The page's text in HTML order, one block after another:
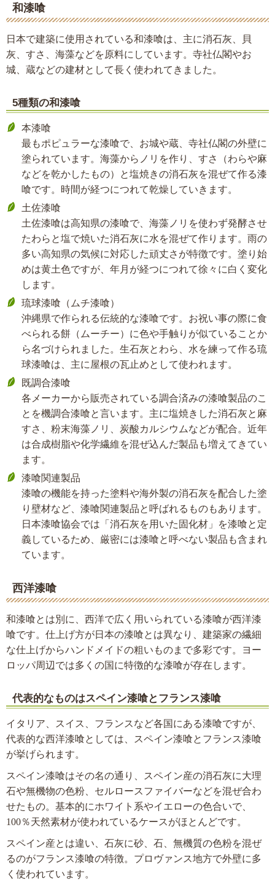
和漆喰
日本で建築に使用されている和漆喰は、主に消石灰、貝
灰、すさ、海藻などを原料にしています。寺社仏閣やお
城、蔵などの建材として長く使われてきました。
5種類の和漆喰
本漆喰
最もポピュラーな漆喰で、お城や蔵、寺社仏閣の外壁に
塗られています。海藻からノリを作り、すさ（わらや麻
などを乾かしたもの）と塩焼きの消石灰を混ぜて作る漆
喰です。時間が経つにつれて乾燥していきます。
土佐漆喰
土佐漆喰は高知県の漆喰で、海藻ノリを使わず発酵させ
たわらと塩で焼いた消石灰に水を混ぜて作ります。雨の
多い高知県の気候に対応した頑丈さが特徴です。塗り始
めは黄土色ですが、年月が経つにつれて徐々に白く変化
します。
琉球漆喰（ムチ漆喰）
沖縄県で作られる伝統的な漆喰です。お祝い事の際に食
べられる餅（ムーチー）に色や手触りが似ていることか
ら名づけられました。生石灰とわら、水を練って作る琉
球漆喰は、主に屋根の瓦止めとして使われます。
既調合漆喰
各メーカーから販売されている調合済みの漆喰製品のこ
とを機調合漆喰と言います。主に塩焼きした消石灰と麻
すさ、粉末海藻ノリ、炭酸カルシウムなどが配合。近年
は合成樹脂や化学繊維を混ぜ込んだ製品も増えてきてい
ます。
漆喰関連製品
漆喰の機能を持った塗料や海外製の消石灰を配合した塗
り壁材など、漆喰関連製品と呼ばれるものもあります。
日本漆喰協会では「消石灰を用いた固化材」を漆喰と定
義しているため、厳密には漆喰と呼べない製品も含まれ
ています。
西洋漆喰
和漆喰とは別に、西洋で広く用いられている漆喰が西洋漆
喰です。仕上げ方が日本の漆喰とは異なり、建築家の繊細
な仕上げからハンドメイドの粗いものまで多彩です。ヨー
ロッパ周辺では多くの国に特徴的な漆喰が存在します。
代表的なものはスペイン漆喰とフランス漆喰
イタリア、スイス、フランスなど各国にある漆喰ですが、
代表的な西洋漆喰としては、スペイン漆喰とフランス漆喰
が挙げられます。
スペイン漆喰はその名の通り、スペイン産の消石灰に大理
石や無機物の色粉、セルロースファイバーなどを混ぜ合わ
せたもの。基本的にホワイト系やイエローの色合いで、
100％天然素材が使われているケースがほとんどです。
スペイン産とは違い、石灰に砂、石、無機質の色粉を混ぜ
るのがフランス漆喰の特徴。プロヴァンス地方で外壁に多
く使われています。